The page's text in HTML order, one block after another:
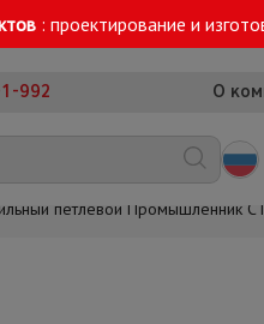
: проектирование и
992 О
петлевой Промышленник